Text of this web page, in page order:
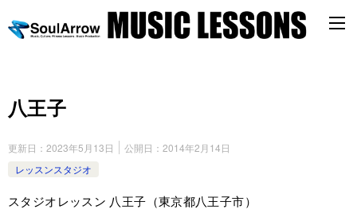
八王子
更新日： 2023年5月13日 公開日： 2014年2月14日
レッスンスタジオ
スタジオレッスン 八王子（東京都八王子市）